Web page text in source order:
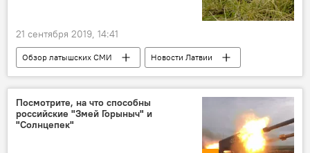
21 сентября 2019, 14:41
Обзор латышских СМИ
Новости Латвии
Латвия
латыши
Великобритания
русские
деньги
Посмотрите, на что способны
российские "Змей Горыныч" и
"Солнцепек"